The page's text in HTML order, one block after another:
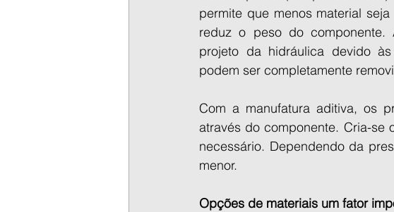
permite que menos material
reduz o peso do componente.
projeto da hidráulica devido
podem ser completamente
Com a manufatura aditiva, os
através do componente. Cria-
necessário. Dependendo da
menor.
Opções de materiais um fator